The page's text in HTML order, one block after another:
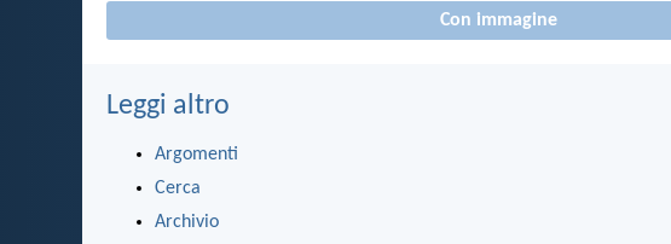
Con immagine
Leggi altro
Argomenti
Cerca
Archivio